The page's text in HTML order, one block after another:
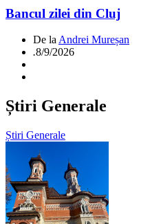
Bancul zilei din Cluj
De la Andrei Mureșan
.8/9/2026
Știri Generale
Știri Generale